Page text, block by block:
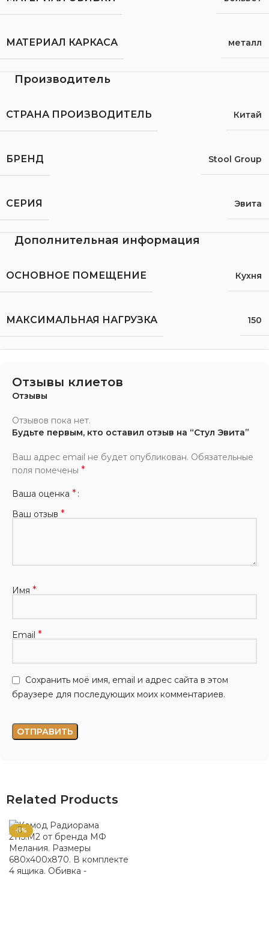
МАТЕРИАЛ КАРКАСА металл
Производитель
СТРАНА ПРОИЗВОДИТЕЛЬ Китай
БРЕНД Stool Group
СЕРИЯ Эвита
Дополнительная информация
ОСНОВНОЕ ПОМЕЩЕНИЕ Кухня
МАКСИМАЛЬНАЯ НАГРУЗКА 150
Отзывы клиетов
Отзывы
Отзывов пока нет.
Будьте первым, кто оставил отзыв на “Стул Эвита”
Ваш адрес email не будет опубликован. Обязательные
поля помечены *
Ваша оценка *
Ваш отзыв *
Имя *
Email *
Сохранить моё имя, email и адрес сайта в этом
браузере для последующих моих комментариев.
Related Products
-5%